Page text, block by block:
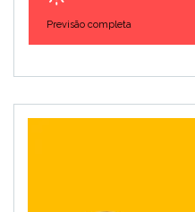
Previsão completa